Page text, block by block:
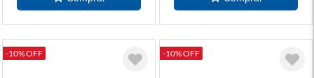
-10% OFF -10% OFF